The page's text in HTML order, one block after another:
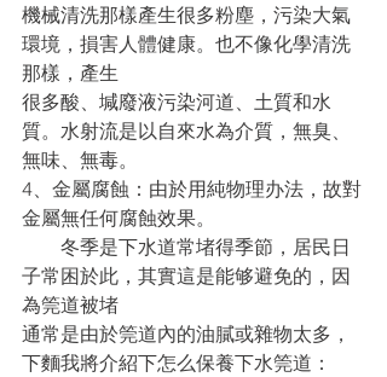
機械清洗那樣產生很多粉塵，污染大氣
環境，損害人體健康。也不像化學清洗
那樣，產生
很多酸、堿廢液污染河道、土質和水
質。水射流是以自來水為介質，無臭、
無味、無毒。
4、金屬腐蝕：由於用純物理办法，故對
金屬無任何腐蝕效果。
冬季是下水道常堵得季節，居民日
子常困於此，其實這是能够避免的，因
為筦道被堵
通常是由於筦道內的油膩或雜物太多，
下麵我將介紹下怎么保養下水筦道：